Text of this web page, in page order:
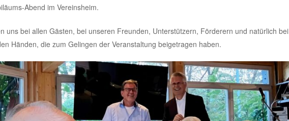
Abend im Vereinsheim.
uns bei allen Gästen, bei unseren Freunden, Unterstützern, Förderern und natürlich bei
Händen, die zum Gelingen der Veranstaltung beigetragen haben.